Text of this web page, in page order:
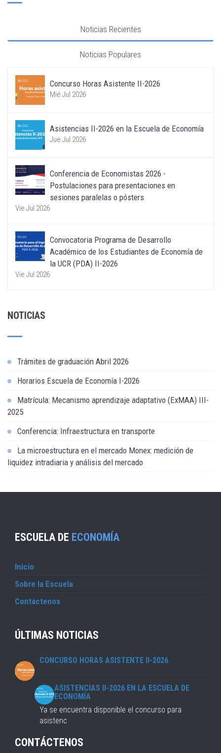
Noticias Recientes
Noticias Populares
Concurso Horas Asistente II-2026
Mié Jul 2026
Asistencias II-2026 en la Escuela de Economía
Jue Jul 2026
Conferencia de Economistas 2026 -
Postulaciones para presentaciones en
sesiones paralelas o pósters
Vie Jul 2026
Convocatoria Programa de Desarrollo
Académico de los Estudiantes de Economía de
la UCR (PDA) II-2026
Vie Jul 2026
NOTICIAS
Trámites de graduación Abril 2026
Horarios Escuela de Economía I-2026
Matrícula: Mecanismo aprendizaje adaptativo (ExMAA) III-
2025
Conferencia: Infraestructura en transporte
La microestructura en el mercado Monex: medición de
liquidez intradiaria y análisis del mercado
ESCUELA DE ECONOMÍA
Inicio
Sobre la Escuela
Contáctenos
ÚLTIMAS NOTICIAS
CONCURSO HORAS ASISTENTE II-2026
ASISTENCIAS II-2026 EN LA ESCUELA DE
ECONOMÍA
Ya se encuentra disponible el concurso para
asistenc
CONTÁCTENOS